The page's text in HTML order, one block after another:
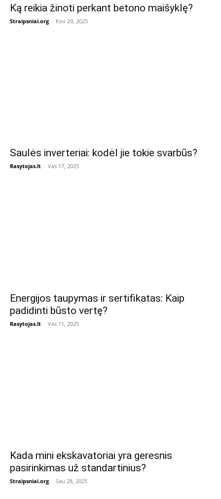
Ką reikia žinoti perkant betono maišyklę?
Straipsniai.org - Kov 29, 2025
Saulės inverteriai: kodėl jie tokie svarbūs?
Rasytojas.lt - Vas 17, 2025
Energijos taupymas ir sertifikatas: Kaip
padidinti būsto vertę?
Rasytojas.lt - Vas 11, 2025
Kada mini ekskavatoriai yra geresnis
pasirinkimas už standartinius?
Straipsniai.org - Sau 28, 2025